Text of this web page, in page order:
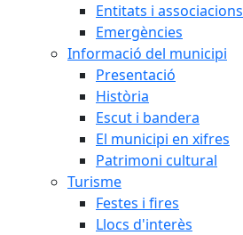
Entitats i associacions
Emergències
Informació del municipi
Presentació
Història
Escut i bandera
El municipi en xifres
Patrimoni cultural
Turisme
Festes i fires
Llocs d'interès